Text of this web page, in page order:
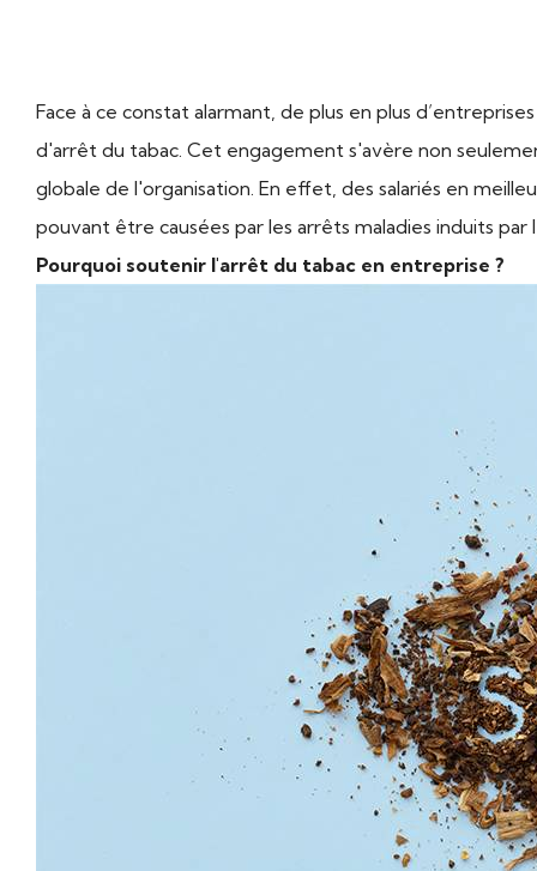
Face à ce constat alarmant, de plus en plus
d'arrêt du tabac. Cet engagement s'avère non
globale de l'organisation. En effet, des salariés en
pouvant être causées par les arrêts maladies induits
Pourquoi soutenir l'arrêt du tabac en entreprise ?